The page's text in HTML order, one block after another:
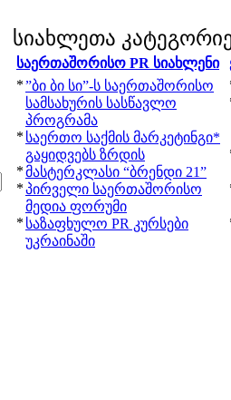
სიახლეთა
საერთაშორისო PR სიახლენი
*”ბი ბი სი”-ს საერთაშორისო
სამსახურის სასწავლო
პროგრამა
* საერთო საქმის მარკეტინგი*
გაყიდვებს ზრდის
*მასტერკლასი “ბრენდი 21”
*პირველი საერთაშორისო
მედია ფორუმი
* საზაფხულო PR კურსები
უკრაინაში